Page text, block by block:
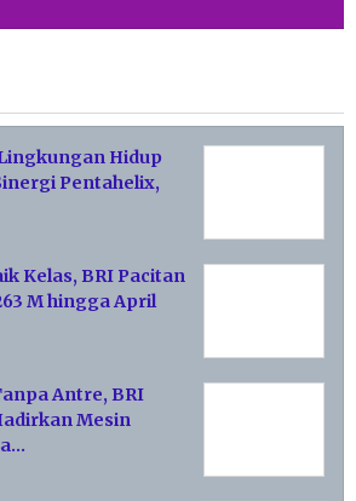
Hidup
Pentahelix,
Kelas, BRI Pacitan
M hingga April
Antre, BRI
Mesin